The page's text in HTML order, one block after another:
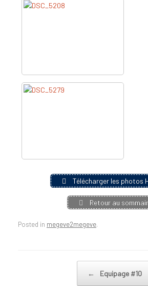
Télécharger les photos
Retour au
Posted in megeve2megeve.
← Equipage #10